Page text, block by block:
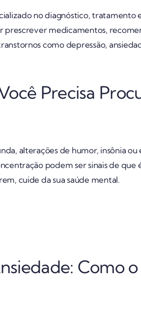
no diagnóstico, tratamento
prescrever medicamentos,
como depressão,
Precisa
alterações de humor, insônia ou
podem ser sinais de que
cuide da sua saúde mental.
Como